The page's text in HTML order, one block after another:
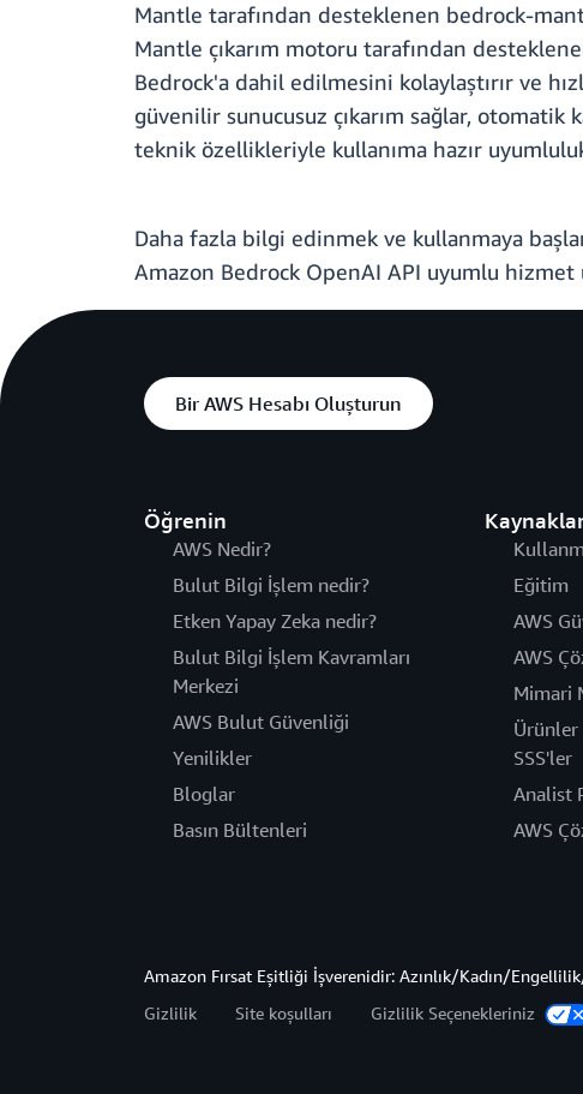
Mantle tarafından desteklenen bedrock-
Mantle çıkarım motoru tarafından
Bedrock'a dahil edilmesini kolaylaştırır ve
güvenilir sunucusuz çıkarım sağlar,
teknik özellikleriyle kullanıma hazır
Daha fazla bilgi edinmek ve kullanmaya
Amazon Bedrock OpenAI API uyumlu hizmet
Bir AWS Hesabı Oluşturun
Öğrenin
AWS Nedir?
Bulut Bilgi İşlem nedir?
Etken Yapay Zeka nedir?
Bulut Bilgi İşlem Kavramları
Merkezi
AWS Bulut Güvenliği
Yenilikler
Bloglar
Basın Bültenleri
Eğitim
AWS
AWS
Mimari
Ürünler
SSS'ler
Analist
AWS
Amazon Fırsat Eşitliği İşverenidir: Azınlık/Kadın/
Gizlilik
Site koşulları Gizlilik Seçenekleriniz